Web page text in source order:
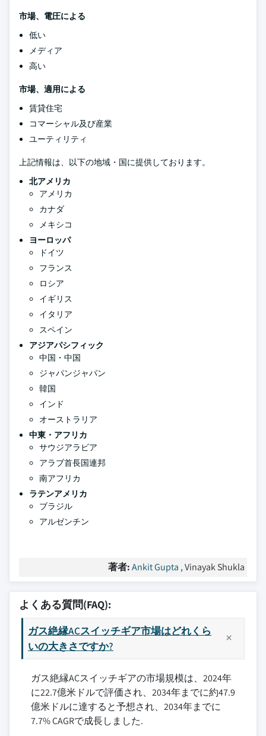
市場、電圧による
低い
メディア
高い
市場、適用による
賃貸住宅
コマーシャル及び産業
ユーティリティ
上記情報は、以下の地域・国に提供しております。
北アメリカ
アメリカ
カナダ
メキシコ
ヨーロッパ
ドイツ
フランス
ロシア
イギリス
イタリア
スペイン
アジアパシフィック
中国・中国
ジャパンジャパン
韓国
インド
オーストラリア
中東・アフリカ
サウジアラビア
アラブ首長国連邦
南アフリカ
ラテンアメリカ
ブラジル
アルゼンチン
著者:Ankit Gupta , Vinayak Shukla
よくある質問(FAQ):
ガス絶縁ACスイッチギア市場はどれくら
いの大きさですか?
ガス絶縁ACスイッチギアの市場規模は、2024年
に22.7億米ドルで評価され、2034年までに約47.9
億米ドルに達すると予想され、2034年までに
7.7% CAGRで成長しました.